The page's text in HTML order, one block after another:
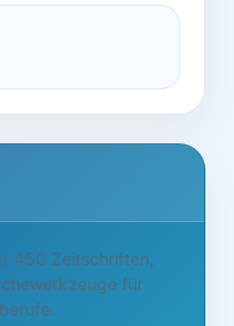
450 Zeitschriften,
für